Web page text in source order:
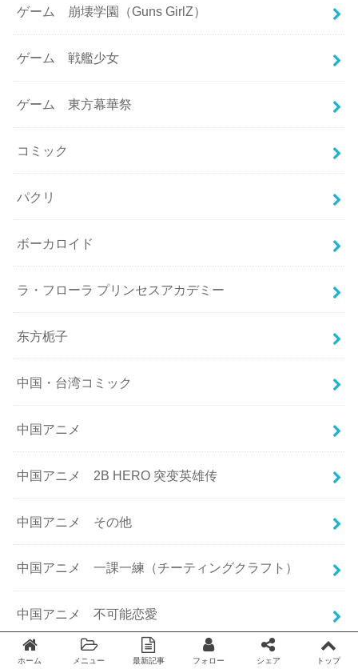
ゲーム 崩壊学園（Guns GirlZ）
ゲーム 戦艦少女
ゲーム 東方幕華祭
コミック
パクリ
ボーカロイド
ラ・フローラ プリンセスアカデミー
东方栀子
中国・台湾コミック
中国アニメ
中国アニメ 2B HERO 突变英雄传
中国アニメ その他
中国アニメ 一課一練（チーティングクラフト）
中国アニメ 不可能恋愛
中国アニメ 中华小子
ホーム メニュー 最新記事 フォロー シェア トップ
Twitter facebook